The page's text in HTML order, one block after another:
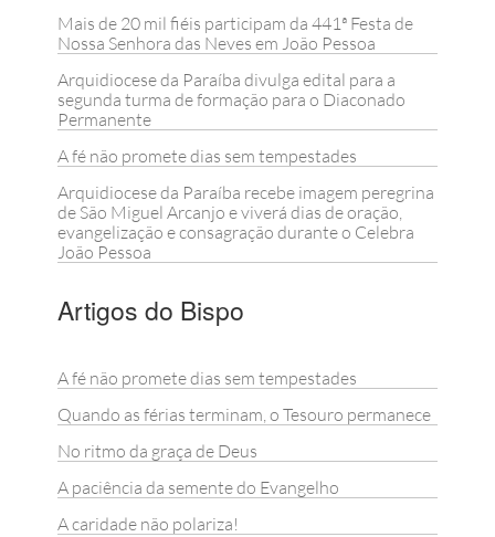
Mais de 20 mil fiéis participam da 441ª Festa de
Nossa Senhora das Neves em João Pessoa
Arquidiocese da Paraíba divulga edital para a
segunda turma de formação para o Diaconado
Permanente
A fé não promete dias sem tempestades
Arquidiocese da Paraíba recebe imagem peregrina
de São Miguel Arcanjo e viverá dias de oração,
evangelização e consagração durante o Celebra
João Pessoa
Artigos do Bispo
A fé não promete dias sem tempestades
Quando as férias terminam, o Tesouro permanece
No ritmo da graça de Deus
A paciência da semente do Evangelho
A caridade não polariza!